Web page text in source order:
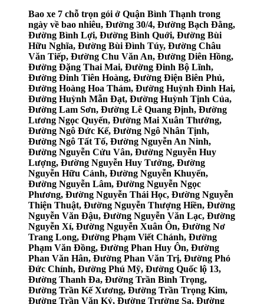
Bao xe 7 chỗ trọn gói ở Quận Bình Thạnh trong
ngày về bao nhiêu, Đường 30/4, Đường Bạch Đằng,
Đường Bình Lợi, Đường Bình Quới, Đường Bùi
Hữu Nghĩa, Đường Bùi Đình Túy, Đường Châu
Văn Tiếp, Đường Chu Văn An, Đường Diên Hồng,
Đường Đặng Thai Mai, Đường Đinh Bộ Lĩnh,
Đường Đinh Tiên Hoàng, Đường Điện Biên Phủ,
Đường Hoàng Hoa Thám, Đường Huỳnh Đình Hai,
Đường Huỳnh Mẫn Đạt, Đường Huỳnh Tịnh Của,
Đường Lam Sơn, Đường Lê Quang Định, Đường
Lương Ngọc Quyến, Đường Mai Xuân Thưởng,
Đường Ngô Đức Kế, Đường Ngô Nhân Tịnh,
Đường Ngô Tất Tố, Đường Nguyễn An Ninh,
Đường Nguyễn Cửu Vân, Đường Nguyễn Huy
Lượng, Đường Nguyễn Huy Tưởng, Đường
Nguyễn Hữu Cảnh, Đường Nguyễn Khuyến,
Đường Nguyễn Lâm, Đường Nguyễn Ngọc
Phương, Đường Nguyễn Thái Học, Đường Nguyễn
Thiện Thuật, Đường Nguyễn Thượng Hiền, Đường
Nguyễn Văn Đậu, Đường Nguyễn Văn Lạc, Đường
Nguyễn Xí, Đường Nguyễn Xuân Ôn, Đường Nơ
Trang Long, Đường Phạm Viết Chánh, Đường
Phạm Văn Đồng, Đường Phan Huy Ôn, Đường
Phan Văn Hân, Đường Phan Văn Trị, Đường Phó
Đức Chính, Đường Phú Mỹ, Đường Quốc lộ 13,
Đường Thanh Đa, Đường Trần Bình Trọng,
Đường Trần Kế Xương, Đường Trần Trọng Kim,
Đường Trần Văn Kỷ, Đường Trường Sa, Đường